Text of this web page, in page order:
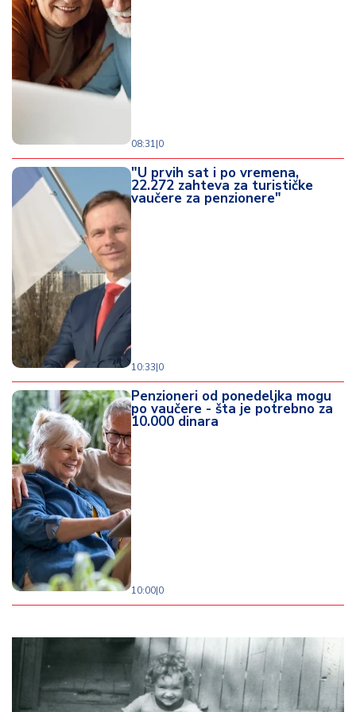
08:31|0
"U prvih sat i po vremena,
22.272 zahteva za turističke
vaučere za penzionere"
10:33|0
Penzioneri od ponedeljka mogu
po vaučere - šta je potrebno za
10.000 dinara
10:00|0